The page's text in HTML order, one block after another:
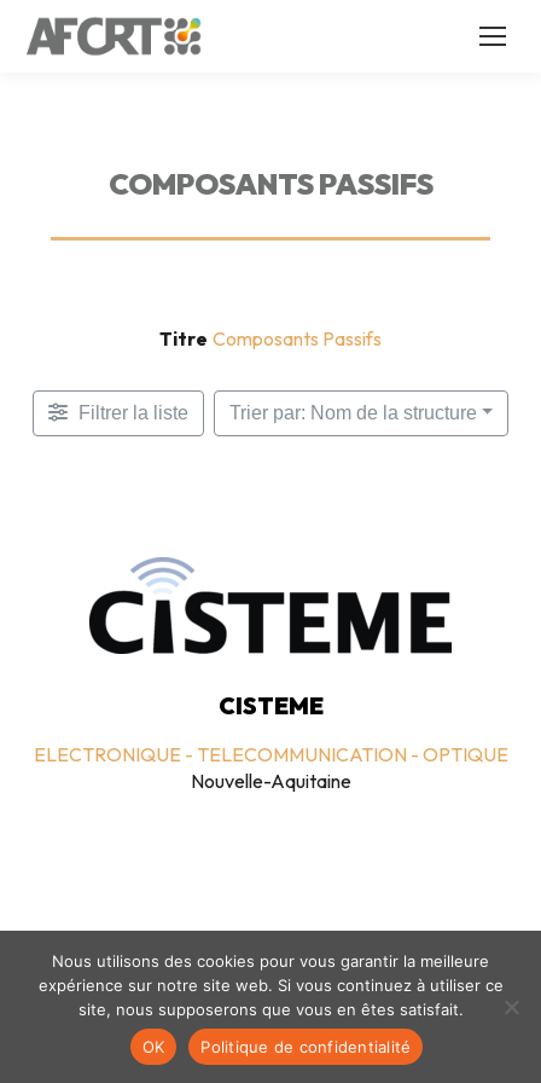
COMPOSANTS PASSIFS
Titre Composants Passifs
Filtrer la liste Trier par: Nom de la structure
CISTEME
ELECTRONIQUE - TELECOMMUNICATION - OPTIQUE
Nouvelle-Aquitaine
Mentions légales- politique de confidentialité- © coclico 2026
Nous utilisons des cookies pour vous garantir la meilleure
expérience sur notre site web. Si vous continuez à utiliser ce
site, nous supposerons que vous en êtes satisfait.
OK
Politique de confidentialité